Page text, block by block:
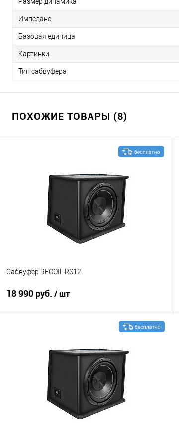
Импеданс
Базовая единица
Картинки
Тип сабвуфера
ПОХОЖИЕ ТОВАРЫ (8)
Сабвуфер RECOIL RS12
18 990 руб. / шт
В избранное